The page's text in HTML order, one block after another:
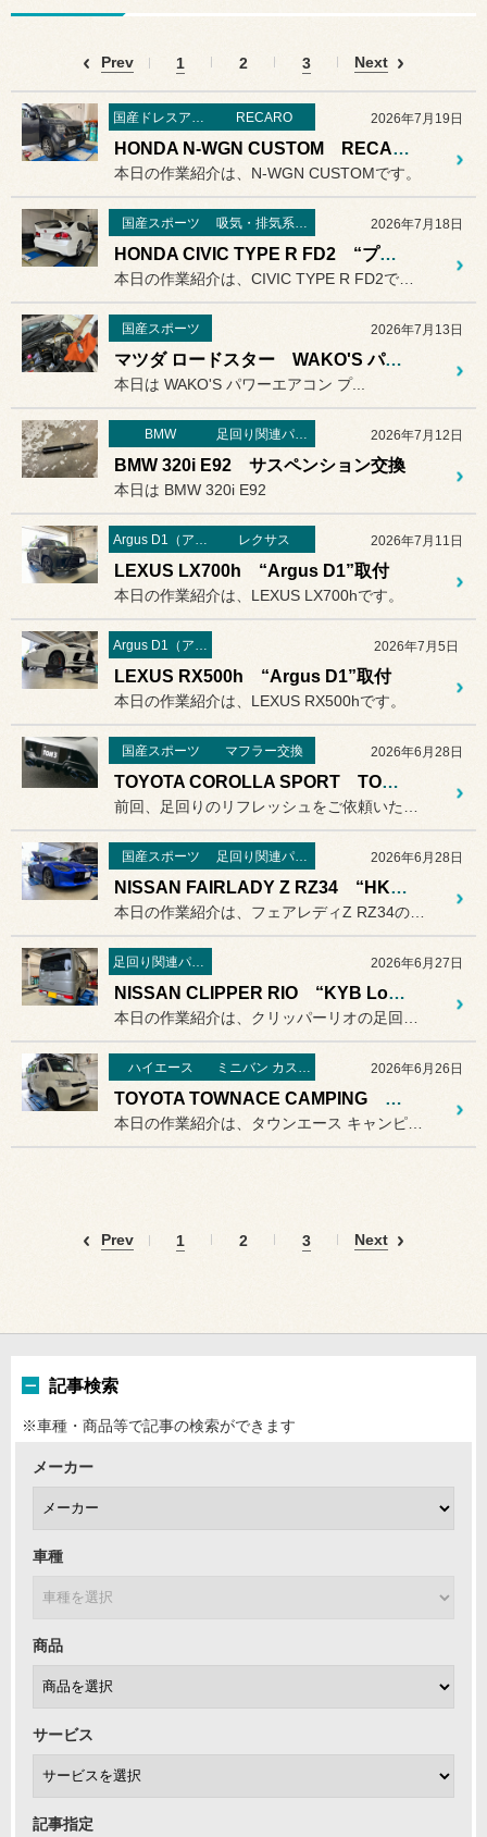
Prev 1 2 3 Next
国産ドレスアップ RECARO 2026年7月19日
HONDA N-WGN CUSTOM RECARO“NEW LX-F UL110Ｈ”取付
本日の作業紹介は、N-WGN CUSTOMです。
国産スポーツ 吸気・排気系パーツ 2026年7月18日
HONDA CIVIC TYPE R FD2 “プラズマダイレクト”取付
国産スポーツ 2026年7月13日
マツダ ロードスター WAKO'S パワーエアコン プラス
本日は WAKO'S パワーエアコン プ...
BMW 足回り関連パーツ 2026年7月12日
BMW 320i E92 サスペンション交換
本日は BMW 320i E92
Argus D1（アルゴス） レクサス 2026年7月11日
LEXUS LX700h “Argus D1”取付
本日の作業紹介は、LEXUS LX700hです。
Argus D1（アルゴス） 2026年7月5日
LEXUS RX500h “Argus D1”取付
本日の作業紹介は、LEXUS RX500hです。
国産スポーツ マフラー交換 2026年6月28日
TOYOTA COROLLA SPORT TOM'Sマフラー交換
国産スポーツ 足回り関連パーツ 2026年6月28日
NISSAN FAIRLADY Z RZ34 “HKS HIPERMAX S”取付
足回り関連パーツ 2026年6月27日
NISSAN CLIPPER RIO “KYB Lowfer Sports PLUS KIT”取付
ハイエース ミニバン カスタマイズ編 2026年6月26日
TOYOTA TOWNACE CAMPING “PIVOT 3DA-T オートクルーズ付スロコン”取付
Prev 1 2 3 Next
記事検索
※車種・商品等で記事の検索ができます
メーカー
車種
商品
サービス
記事指定